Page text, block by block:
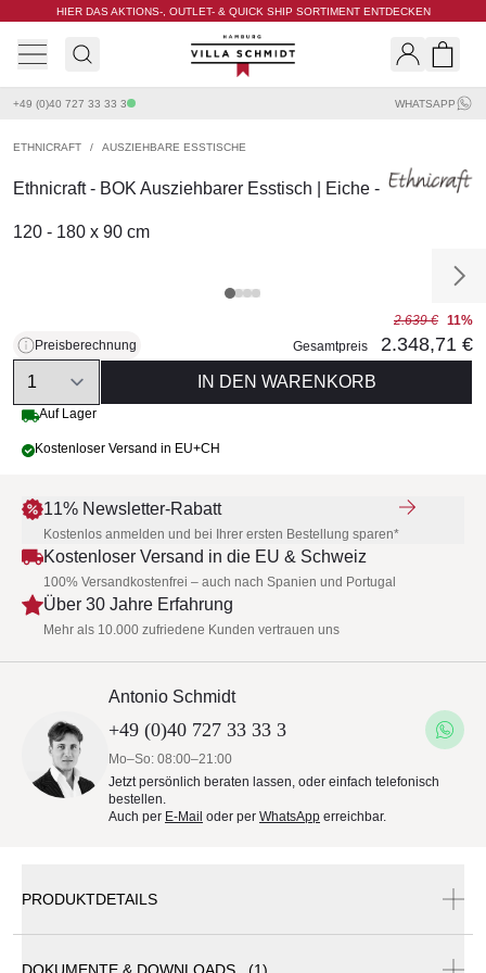
HIER DAS AKTIONS-, OUTLET- & QUICK SHIP SORTIMENT ENTDECKEN
Villa Schmidt
+49 (0)40 727 33 33 3 WHATSAPP
ETHNICRAFT / AUSZIEHBARE ESSTISCHE
Ethnicraft - BOK Ausziehbarer Esstisch | Eiche -
120 - 180 x 90 cm
Preisberechnung
2.639 € 11%
Gesamtpreis
2.348,71 €
Quantity
IN DEN WARENKORB
Auf Lager
Kostenloser Versand in EU+CH
11% Newsletter-Rabatt
Kostenlos anmelden und bei Ihrer ersten Bestellung sparen*
Kostenloser Versand in die EU & Schweiz
100% Versandkostenfrei – auch nach Spanien und Portugal
Über 30 Jahre Erfahrung
Mehr als 10.000 zufriedene Kunden vertrauen uns
Antonio Schmidt
+49 (0)40 727 33 33 3
Mo–So: 08:00–21:00
Jetzt persönlich beraten lassen, oder einfach telefonisch
bestellen.
Auch per E-Mail oder per WhatsApp erreichbar.
PRODUKTDETAILS
DOKUMENTE & DOWNLOADS (1)